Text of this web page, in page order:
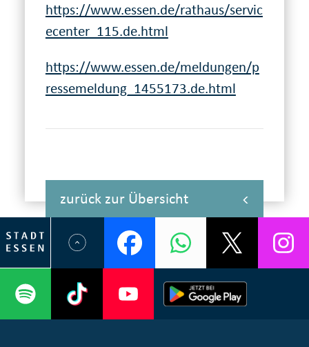
https://www.essen.de/rathaus/servic
ecenter_115.de.html
https://www.essen.de/meldungen/p
ressemeldung_1455173.de.html
zurück zur Übersicht